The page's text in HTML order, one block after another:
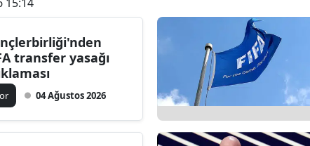
Balıkesir
Bilecik
Bitlis
Bolu
transfer yasağı
04 Ağustos 2026